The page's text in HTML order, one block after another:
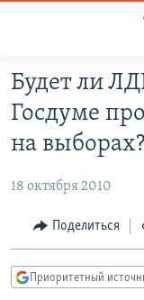
доступа
основному
Вернутся
главной
навигации
ПРОГРАММЫ
ПОДКАСТЫ
АВТОРСКИЕ
ЦИТАТЫ СВОБОДЫ
МНЕНИЯ
IDEL.РЕАЛИИ
Будет ли
Госдуме
на выборах?
18 октября 2010
Поделиться
Приоритетный